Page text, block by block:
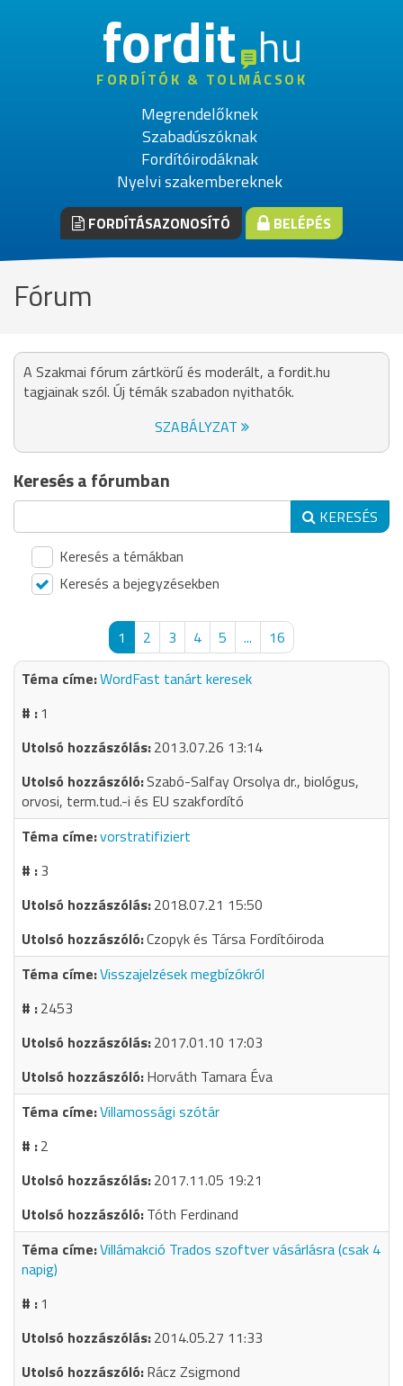
fordithu
FORDÍTÓK & TOLMÁCSOK
Megrendelőknek
Szabadúszóknak
Fordítóirodáknak
Nyelvi szakembereknek
FORDÍTÁSAZONOSÍTÓ BELÉPÉS
Fórum
A Szakmai fórum zártkörű és moderált, a fordit.hu
tagjainak szól. Új témák szabadon nyithatók.
SZABÁLYZAT
Keresés a fórumban
KERESÉS
Keresés a témákban
Keresés a bejegyzésekben
1 2 3 4 5 ...
16
WordFast tanárt keresek
1
2013.07.26 13:14
Szabó-Salfay Orsolya dr., biológus,
orvosi, term.tud.-i és EU szakfordító
vorstratifiziert
3
2018.07.21 15:50
Czopyk és Társa Fordítóiroda
Visszajelzések megbízókról
2453
2017.01.10 17:03
Horváth Tamara Éva
Villamossági szótár
2
2017.11.05 19:21
Tóth Ferdinand
Villámakció Trados szoftver vásárlásra (csak 4
napig)
1
2014.05.27 11:33
Rácz Zsigmond